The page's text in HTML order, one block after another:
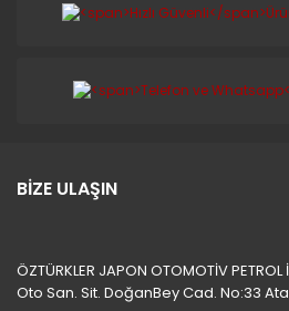
BİZE ULAŞIN
ÖZTÜRKLER JAPON OTOMOTİV
Oto San. Sit. DoğanBey Cad. No:33